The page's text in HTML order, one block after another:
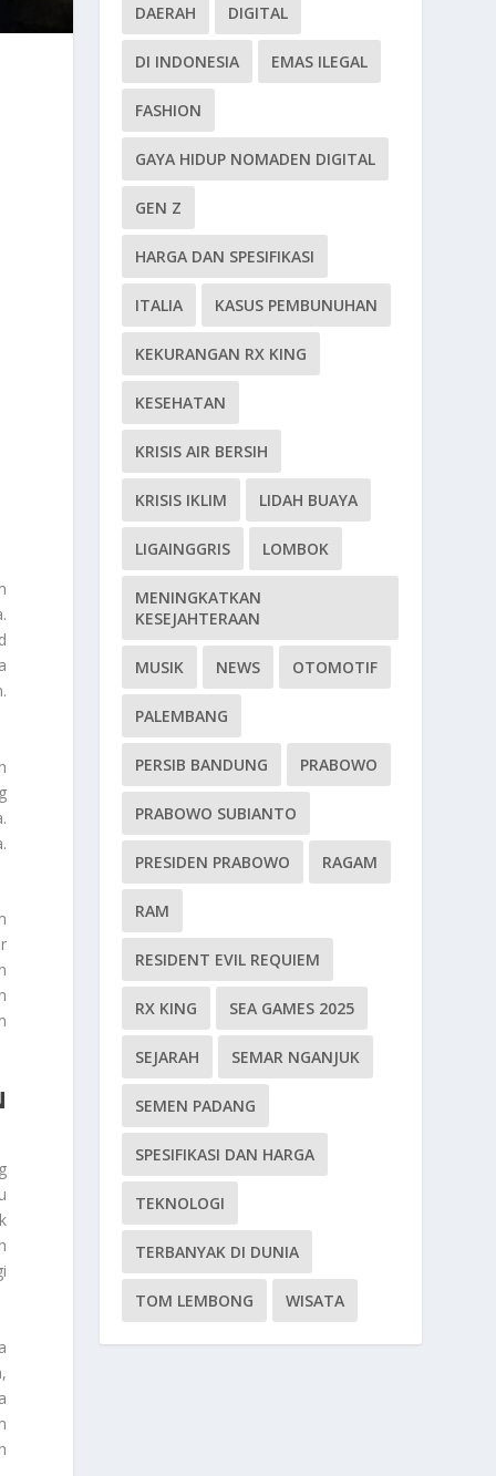
DAERAH DIGITAL
DI INDONESIA EMAS ILEGAL
FASHION
GAYA HIDUP NOMADEN DIGITAL
GEN Z
HARGA DAN SPESIFIKASI
ITALIA KASUS PEMBUNUHAN
KEKURANGAN RX KING
KESEHATAN
KRISIS AIR BERSIH
KRISIS IKLIM LIDAH BUAYA
LIGAINGGRIS LOMBOK
MENINGKATKAN
KESEJAHTERAAN
MUSIK NEWS OTOMOTIF
PALEMBANG
PERSIB BANDUNG PRABOWO
PRABOWO SUBIANTO
PRESIDEN PRABOWO RAGAM
RAM
RESIDENT EVIL REQUIEM
RX KING SEA GAMES 2025
SEJARAH SEMAR NGANJUK
SEMEN PADANG
SPESIFIKASI DAN HARGA
TEKNOLOGI
TERBANYAK DI DUNIA
TOM LEMBONG WISATA